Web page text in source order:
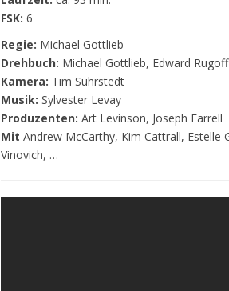
FSK: 6
Regie: Michael Gottlieb
Drehbuch: Michael Gottlieb, Edward Rugoff
Kamera: Tim Suhrstedt
Musik: Sylvester Levay
Produzenten: Art Levinson, Joseph Farrell
Mit Andrew McCarthy, Kim Cattrall, Estelle
Vinovich, …